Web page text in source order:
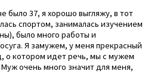
было 37, я хорошо выгляжу, в тот
спортом, занималась изучением
было много работы и
Я замужем, у меня прекрасный
о котором идет речь, мы с мужем
очень много значит для меня,